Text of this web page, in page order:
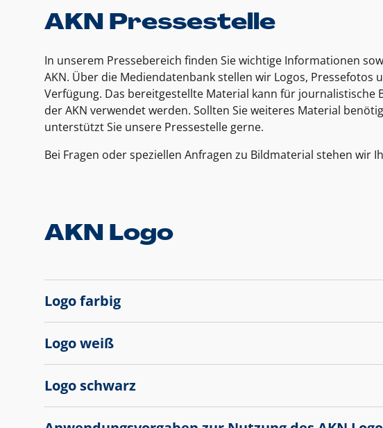
AKN Pressestelle
In unserem Pressebereich finden Sie wichtige Informationen
AKN. Über die Mediendatenbank stellen wir Logos, Pressefotos
Verfügung. Das bereitgestellte Material kann für
der AKN verwendet werden. Sollten Sie weiteres Material
unterstützt Sie unsere Pressestelle gerne.
Bei Fragen oder speziellen Anfragen zu Bildmaterial stehen wir
AKN Logo
Logo farbig
Logo weiß
Logo schwarz